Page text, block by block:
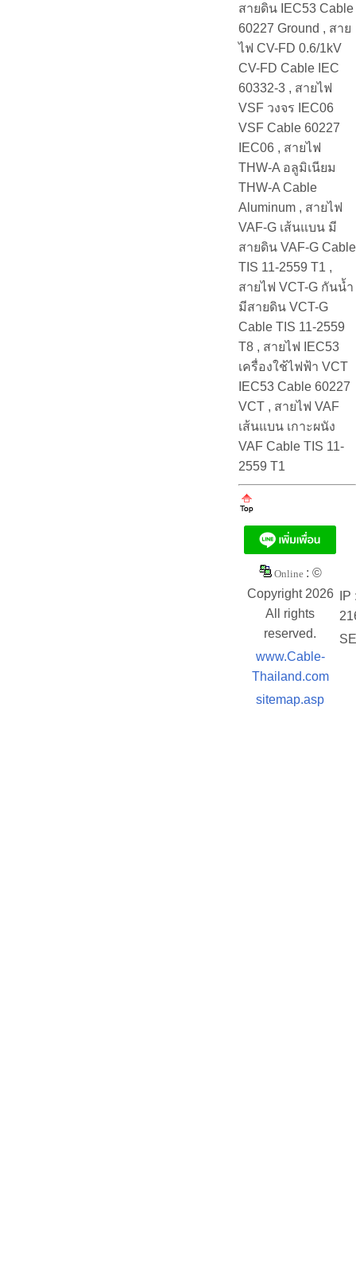
สายดิน IEC53 Cable
60227 Ground , สาย
ไฟ CV-FD 0.6/1kV
CV-FD Cable IEC
60332-3 , สายไฟ
VSF วงจร IEC06
VSF Cable 60227
IEC06 , สายไฟ
THW-A อลูมิเนียม
THW-A Cable
Aluminum , สายไฟ
VAF-G เส้นแบน มี
สายดิน VAF-G Cable
TIS 11-2559 T1 ,
สายไฟ VCT-G กันน้ำ
มีสายดิน VCT-G
Cable TIS 11-2559
T8 , สายไฟ IEC53
เครื่องใช้ไฟฟ้า VCT
IEC53 Cable 60227
VCT , สายไฟ VAF
เส้นแบน เกาะผนัง
VAF Cable TIS 11-
2559 T1
Online : ©
Copyright 2026
All rights
reserved.
www.Cable-
Thailand.com
sitemap.asp
IP